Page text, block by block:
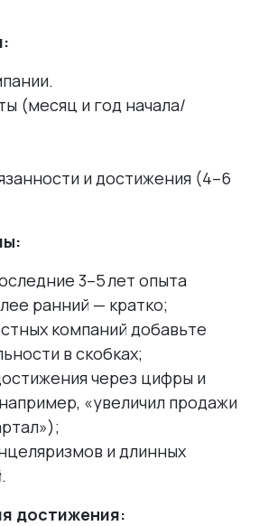
(месяц и год начала/
и достижения (4–6
3–5 лет опыта
ранний — кратко;
компаний добавьте
в скобках;
через цифры и
«увеличил продажи
и длинных
достижения: